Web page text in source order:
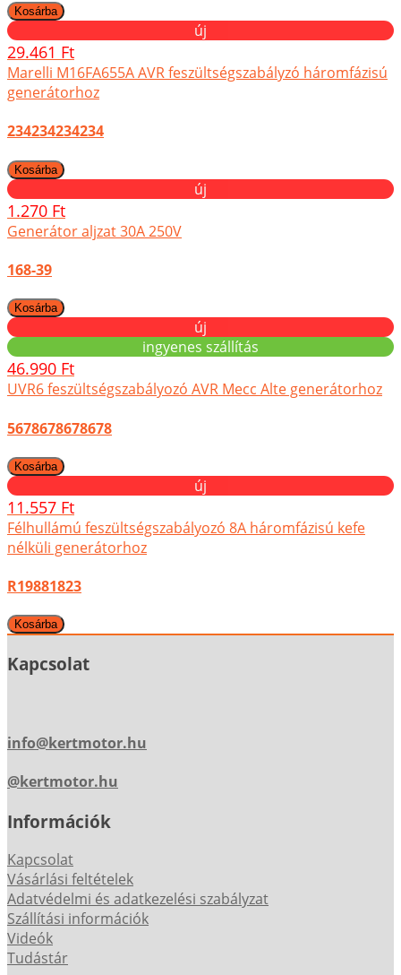
új
29.461 Ft
Marelli M16FA655A AVR feszültségszabályzó háromfázisú
generátorhoz
234234234234
új
1.270 Ft
Generátor aljzat 30A 250V
168-39
új
ingyenes szállítás
46.990 Ft
UVR6 feszültségszabályozó AVR Mecc Alte generátorhoz
5678678678678
új
11.557 Ft
Félhullámú feszültségszabályozó 8A háromfázisú kefe
nélküli generátorhoz
R19881823
Kapcsolat
info@kertmotor.hu
@kertmotor.hu
Információk
Kapcsolat
Vásárlási feltételek
Adatvédelmi és adatkezelési szabályzat
Szállítási információk
Videók
Tudástár